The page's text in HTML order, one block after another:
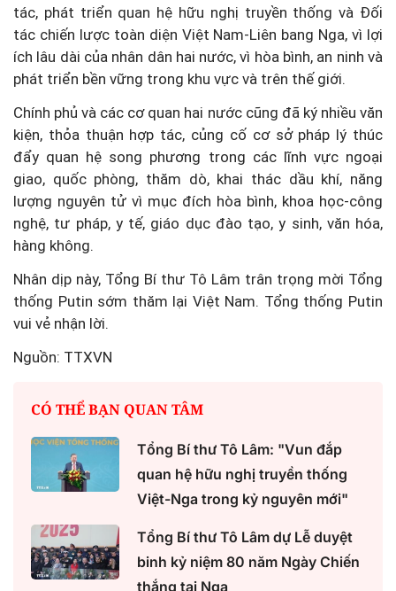
tác, phát triển quan hệ hữu nghị truyền thống và Đối
tác chiến lược toàn diện Việt Nam-Liên bang Nga, vì lợi
ích lâu dài của nhân dân hai nước, vì hòa bình, an ninh và
phát triển bền vững trong khu vực và trên thế giới.
Chính phủ và các cơ quan hai nước cũng đã ký nhiều văn
kiện, thỏa thuận hợp tác, củng cố cơ sở pháp lý thúc
đẩy quan hệ song phương trong các lĩnh vực ngoại
giao, quốc phòng, thăm dò, khai thác dầu khí, năng
lượng nguyên tử vì mục đích hòa bình, khoa học-công
nghệ, tư pháp, y tế, giáo dục đào tạo, y sinh, văn hóa,
hàng không.
Nhân dịp này, Tổng Bí thư Tô Lâm trân trọng mời Tổng
thống Putin sớm thăm lại Việt Nam. Tổng thống Putin
vui vẻ nhận lời.
Nguồn: TTXVN
CÓ THỂ BẠN QUAN TÂM
Tổng Bí thư Tô Lâm: "Vun đắp
quan hệ hữu nghị truyền thống
Việt-Nga trong kỷ nguyên mới"
Tổng Bí thư Tô Lâm dự Lễ duyệt
binh kỷ niệm 80 năm Ngày Chiến
thắng tại Nga